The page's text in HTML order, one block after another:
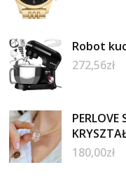
Robot
272,56zł
PERLOVE
180,00zł